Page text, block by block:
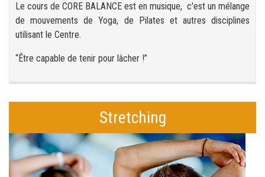
Le cours de CORE BALANCE est en musique, c'est un mélange
de mouvements de Yoga, de Pilates et autres disciplines
utilisant le Centre.
“Être capable de tenir pour lâcher !”
Stretching